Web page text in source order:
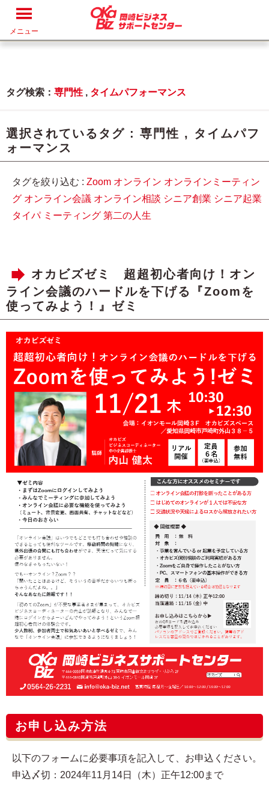
メニュー
タグ検索： 専門性 , タイムパフォーマンス
選択されているタグ : 専門性 , タイムパフ
ォーマンス
タグを絞り込む : Zoom オンライン オンラインミーティン
グ オンライン会議 オンライン相談 シニア創業 シニア起業
タイパ ミーティング 第二の人生
オカビズゼミ 超超初心者向け！オン
ライン会議のハードルを下げる『Zoomを
使ってみよう！』ゼミ
お申し込み方法
以下のフォームに必要事項を記入して、お申込ください。
申込〆切：2024年11月14日（木）正午12:00まで